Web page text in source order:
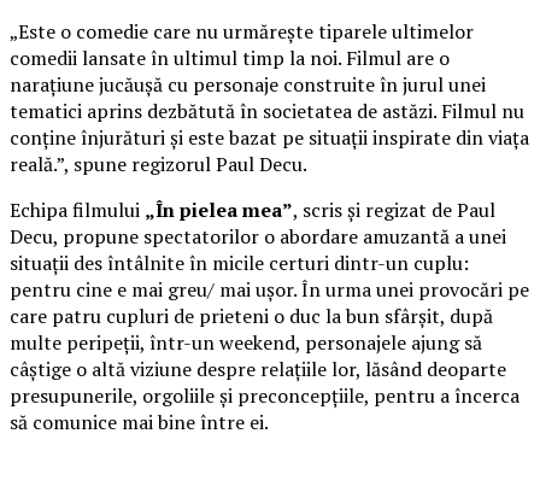
„Este o comedie care nu urmărește tiparele ultimelor
comedii lansate în ultimul timp la noi. Filmul are o
narațiune jucăușă cu personaje construite în jurul unei
tematici aprins dezbătută în societatea de astăzi. Filmul nu
conține înjurături și este bazat pe situații inspirate din viața
reală.”, spune regizorul Paul Decu.
Echipa filmului „În pielea mea”, scris și regizat de Paul
Decu, propune spectatorilor o abordare amuzantă a unei
situații des întâlnite în micile certuri dintr-un cuplu:
pentru cine e mai greu/ mai ușor. În urma unei provocări pe
care patru cupluri de prieteni o duc la bun sfârșit, după
multe peripeții, într-un weekend, personajele ajung să
câștige o altă viziune despre relațiile lor, lăsând deoparte
presupunerile, orgoliile și preconcepțiile, pentru a încerca
să comunice mai bine între ei.